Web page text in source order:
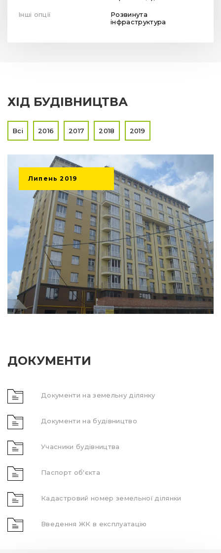
Інші опції
Розвинута
інфраструктура
ХІД БУДІВНИЦТВА
Всі 2016 2017 2018 2019
Липень 2019
ДОКУМЕНТИ
Документи на земельну ділянку
Документи на будівництво
Учасники будівництва
Паспорт об'єкта
Кадастровий номер земельної ділянки
Введення ЖК в експлуатацію